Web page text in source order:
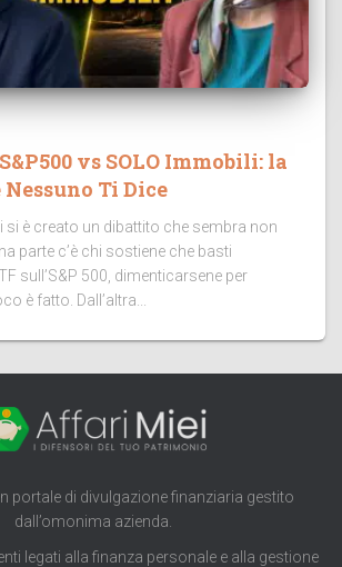
vs SOLO Immobili: la
Ti Dice
si è creato un dibattito che sembra non
parte c’è chi sostiene che basti
sull’S&P 500, dimenticarsene per
è fatto. Dall’altra...
portale di divulgazione finanziaria gestito
dall’omonima azienda.
legati alla finanza personale e alla gestione